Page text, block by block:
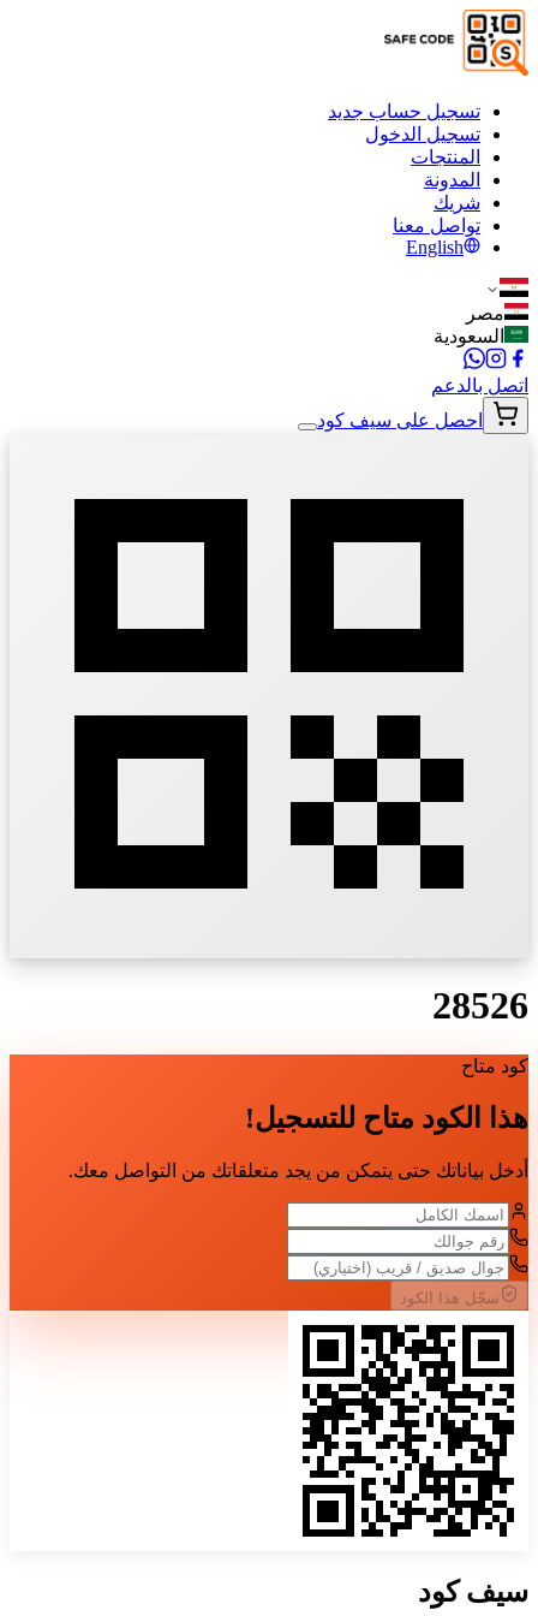
تسجيل حساب جديد
تسجيل الدخول
المنتجات
المدونة
شريك
تواصل معنا
English
مصر
السعودية
اتصل بالدعم
احصل على سيف كود
28526
كود متاح
هذا الكود متاح للتسجيل!
أدخل بياناتك حتى يتمكن من يجد متعلقاتك من التواصل معك.
سجّل هذا الكود
سيفكود